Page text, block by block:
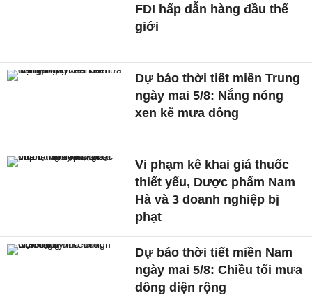
FDI hấp dẫn hàng đầu thế
giới
Dự báo thời tiết miền Trung
ngày mai 5/8: Nắng nóng
xen kẽ mưa dông
Vi phạm kê khai giá thuốc
thiết yếu, Dược phẩm Nam
Hà và 3 doanh nghiệp bị
phạt
Dự báo thời tiết miền Nam
ngày mai 5/8: Chiều tối mưa
dông diện rộng